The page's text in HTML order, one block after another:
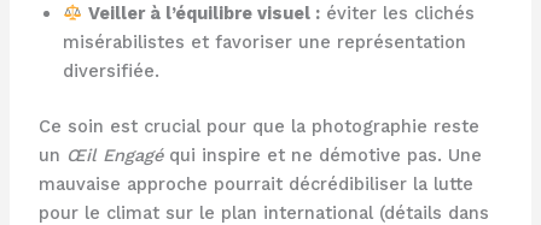
Veiller à l’équilibre visuel : éviter les clichés
misérabilistes et favoriser une représentation
diversifiée.
Ce soin est crucial pour que la photographie reste
un Œil Engagéqui inspire et ne démotive pas. Une
mauvaise approche pourrait décrédibiliser la lutte
pour le climat sur le plan international (détails dans